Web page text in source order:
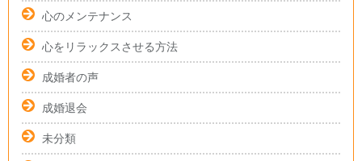
心のメンテナンス
心をリラックスさせる方法
成婚者の声
成婚退会
未分類